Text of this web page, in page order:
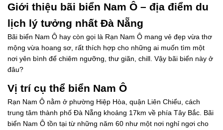
Giới thiệu bãi biển Nam Ô – địa điểm du
lịch lý tưởng nhất Đà Nẵng
Bãi biển Nam Ô hay còn gọi là Rạn Nam Ô mang vẻ đẹp vừa thơ
mộng vừa hoang sơ, rất thích hợp cho những ai muốn tìm một
nơi yên bình để chiêm ngưỡng, thư giãn, chill. Vậy bãi biển này ở
đâu?
Vị trí cụ thể biển Nam Ô
Rạn Nam Ô nằm ở phường Hiệp Hòa, quận Liên Chiểu, cách
trung tâm thành phố Đà Nẵng khoảng 17km về phía Tây Bắc. Bãi
biển Nam Ô tồn tại từ những năm 60 như một nơi nghỉ ngơi cho